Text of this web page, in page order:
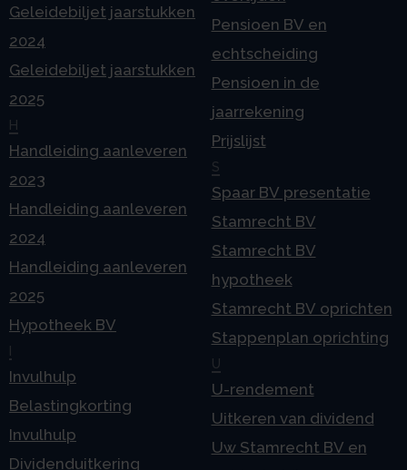
Geleidebiljet jaarstukken
2024
Geleidebiljet jaarstukken
2025
H
Handleiding aanleveren
2023
Handleiding aanleveren
2024
Handleiding aanleveren
2025
Hypotheek BV
Invulhulp
Belastingkorting
Invulhulp
Dividenduitkering
Pensioen BV en
echtscheiding
Pensioen in de
jaarrekening
Prijslijst
S
Spaar BV presentatie
Stamrecht BV
Stamrecht BV
hypotheek
Stamrecht BV oprichten
Stappenplan oprichting
U
U-rendement
Uitkeren van dividend
Uw Stamrecht BV en